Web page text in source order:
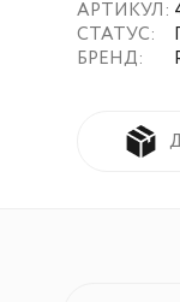
АРТИКУЛ:
СТАТУС:
БРЕНД: